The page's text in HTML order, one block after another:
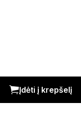
kiekis
Įdėti į krepšelį